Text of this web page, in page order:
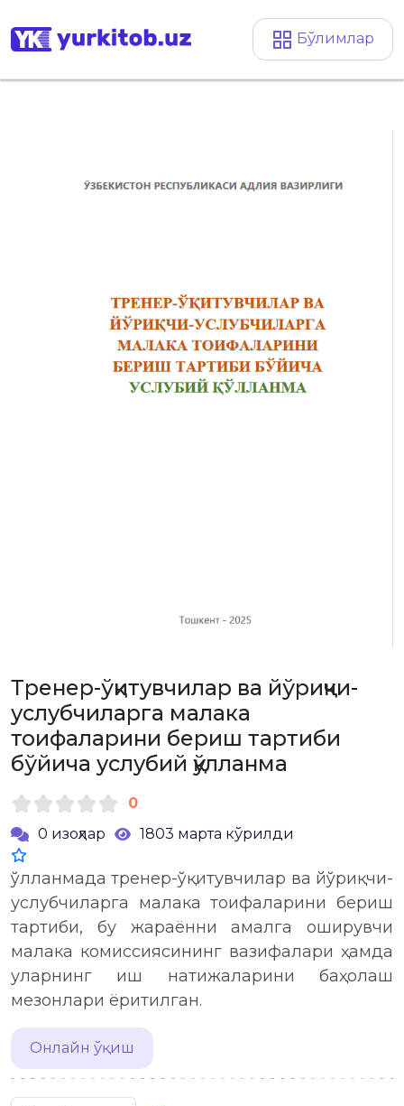
Бўлимлар
Тренер-ўқитувчилар ва йўриқчи-
услубчиларга малака
тоифаларини бериш тартиби
бўйича услубий қўлланма
0
0 изоҳлар
1803 марта кўрилди
Қўлланмада тренер-ўқитувчилар ва йўриқчи-
услубчиларга малака тоифаларини бериш
тартиби, бу жараённи амалга оширувчи
малака комиссиясининг вазифалари ҳамда
уларнинг иш натижаларини баҳолаш
мезонлари ёритилган.
Онлайн ўқиш